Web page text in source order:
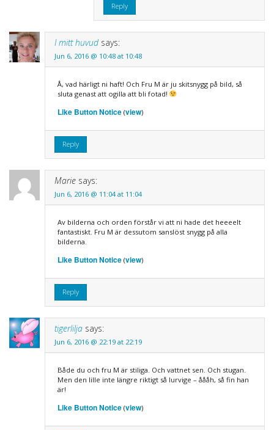
Reply
I mitt huvud says:
Jun 6, 2016 @ 10:48 at 10:48
Å, vad härligt ni haft! Och Fru M är ju skitsnygg på bild, så
sluta genast att ogilla att bli fotad!
Like Button Notice(view)
Reply
Marie says:
Jun 6, 2016 @ 11:04 at 11:04
Av bilderna och orden förstår vi att ni hade det heeeelt
fantastiskt. Fru M är dessutom sanslöst snygg på alla
bilderna.
Like Button Notice(view)
Reply
tigerlilja says:
Jun 6, 2016 @ 22:19 at 22:19
Både du och fru M är stiliga. Och vattnet sen. Och stugan.
Men den lille inte längre riktigt så lurvige – åååh, så fin han
är!
Like Button Notice(view)